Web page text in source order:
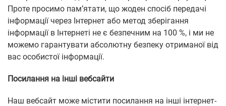
Проте просимо пам’ятати, що жоден спосіб передачі
інформації через Інтернет або метод зберігання
інформації в Інтернеті не є безпечним на 100 %, і ми не
можемо гарантувати абсолютну безпеку отриманої від
вас особистої інформації.
Посилання на інші вебсайти
Наш вебсайт може містити посилання на інші інтернет-